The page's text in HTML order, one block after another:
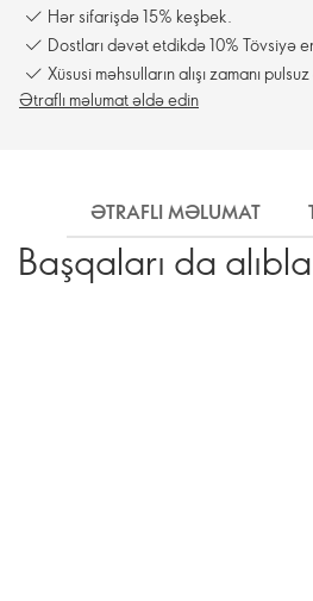
Hər sifarişdə 15% keşbek.
Dostları dəvət etdikdə 10% Tövsiyə
Xüsusi məhsulların alışı zamanı
Ətraflı məlumat əldə edin
ƏTRAFLI MƏLUMAT
Başqaları da